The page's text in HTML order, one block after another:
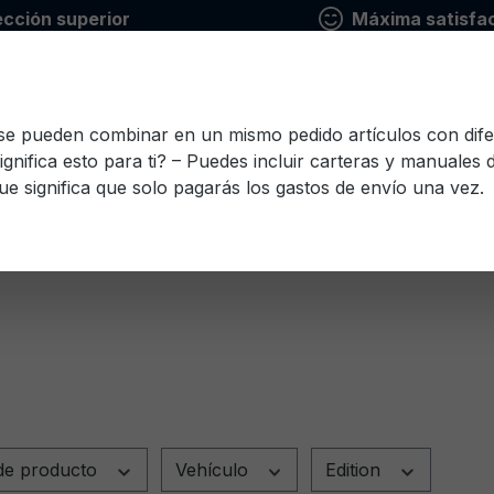
superior Máxima
Finlandés Francés Griego Italiano
producto Vehículo Edition
pueden combinar en un mismo pedido artículos con
esto para ti? – Puedes incluir carteras y manuales
significa que solo pagarás los gastos de envío una vez.